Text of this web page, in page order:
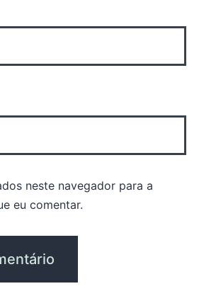
neste navegador para a
eu comentar.